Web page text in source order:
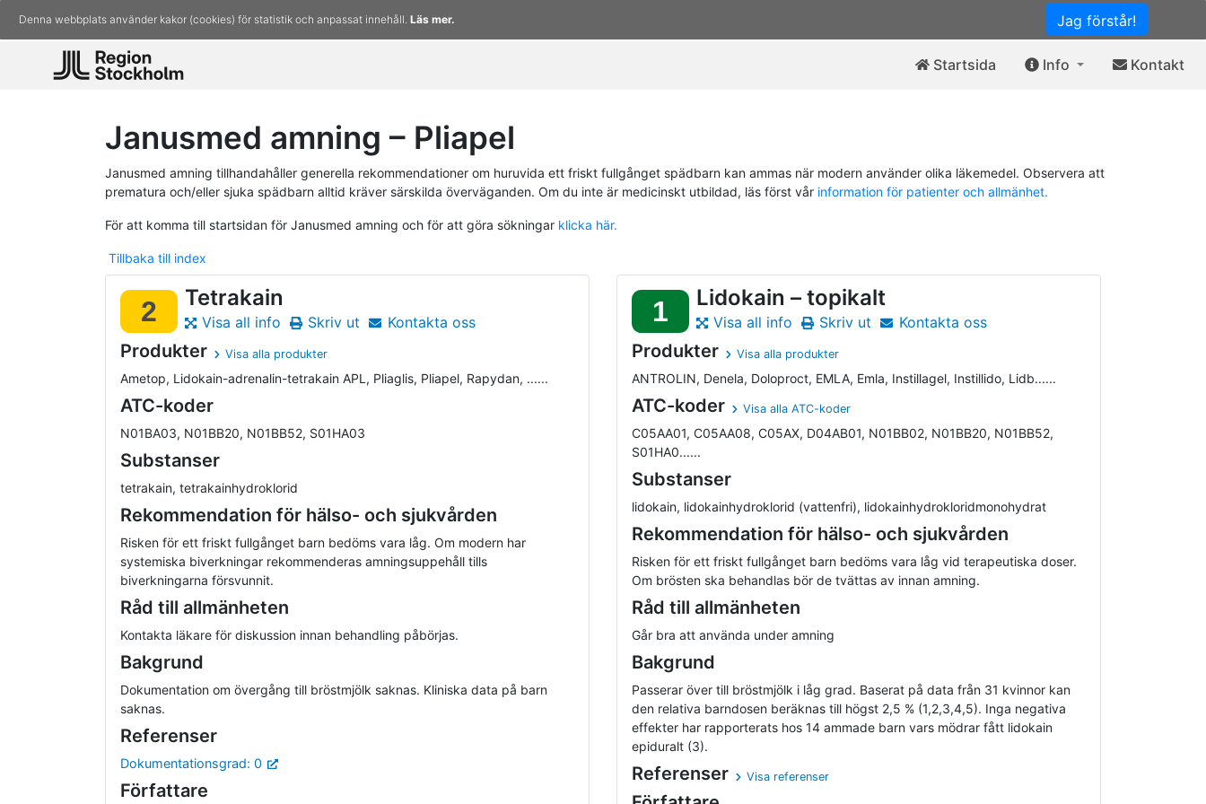
Jag förstår!
Denna webbplats använder kakor (cookies) för statistik och anpassat innehåll. Läs mer.
Startsida Info Kontakt
Janusmed amning – Pliapel
Janusmed amning tillhandahåller generella rekommendationer om huruvida ett friskt fullgånget spädbarn kan ammas när modern använder olika läkemedel. Observera att
prematura och/eller sjuka spädbarn alltid kräver särskilda överväganden. Om du inte är medicinskt utbildad, läs först vår information för patienter och allmänhet.
För att komma till startsidan för Janusmed amning och för att göra sökningar klicka här.
Tillbaka till index
2 Tetrakain
Visa all info Skriv ut Kontakta oss
Produkter Visa alla produkter
Ametop, Lidokain-adrenalin-tetrakain APL, Pliaglis, Pliapel, Rapydan, ......
ATC-koder
N01BA03, N01BB20, N01BB52, S01HA03
Substanser
tetrakain, tetrakainhydroklorid
Rekommendation för hälso- och sjukvården
Risken för ett friskt fullgånget barn bedöms vara låg. Om modern har
systemiska biverkningar rekommenderas amningsuppehåll tills
biverkningarna försvunnit.
Råd till allmänheten
Kontakta läkare för diskussion innan behandling påbörjas.
Bakgrund
Dokumentation om övergång till bröstmjölk saknas. Kliniska data på barn
saknas.
Referenser
Dokumentationsgrad: 0
Författare
1 Lidokain – topikalt
Visa all info Skriv ut Kontakta oss
Produkter Visa alla produkter
ANTROLIN, Denela, Doloproct, EMLA, Emla, Instillagel, Instillido, Lidb......
ATC-koder Visa alla ATC-koder
C05AA01, C05AA08, C05AX, D04AB01, N01BB02, N01BB20, N01BB52,
S01HA0......
Substanser
lidokain, lidokainhydroklorid (vattenfri), lidokainhydrokloridmonohydrat
Rekommendation för hälso- och sjukvården
Risken för ett friskt fullgånget barn bedöms vara låg vid terapeutiska doser.
Om brösten ska behandlas bör de tvättas av innan amning.
Råd till allmänheten
Går bra att använda under amning
Bakgrund
Passerar över till bröstmjölk i låg grad. Baserat på data från 31 kvinnor kan
den relativa barndosen beräknas till högst 2,5 % (1,2,3,4,5). Inga negativa
effekter har rapporterats hos 14 ammade barn vars mödrar fått lidokain
epiduralt (3).
Referenser Visa referenser